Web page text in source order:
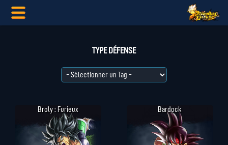
TYPE DÉFENSE
Broly : Furieux Bardock